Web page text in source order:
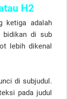
H2
ketiga adalah
bidikan di sub
lebih dikenal
di subjudul.
pada judul